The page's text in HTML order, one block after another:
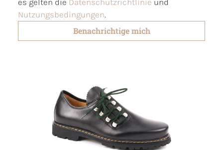
Nutzungsbedingungen.
Benachrichtige mich